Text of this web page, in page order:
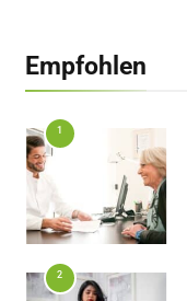
Empfohlen
1
2